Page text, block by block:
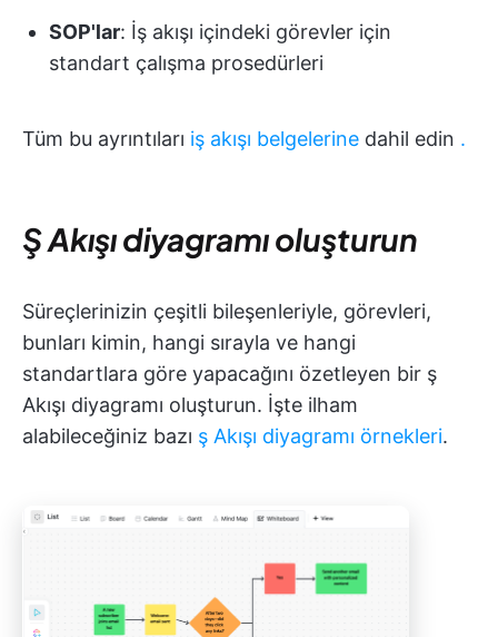
SOP'lar: İş akışı içindeki görevler için
standart çalışma prosedürleri
Tüm bu ayrıntıları iş akışı belgelerine dahil edin .
Ş Akışı diyagramı oluşturun
Süreçlerinizin çeşitli bileşenleriyle, görevleri,
bunları kimin, hangi sırayla ve hangi
standartlara göre yapacağını özetleyen bir ş
Akışı diyagramı oluşturun. İşte ilham
alabileceğiniz bazı ş Akışı diyagramı örnekleri.